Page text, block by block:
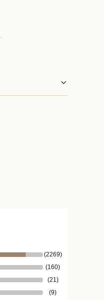
(2269)
(160)
(21)
(9)